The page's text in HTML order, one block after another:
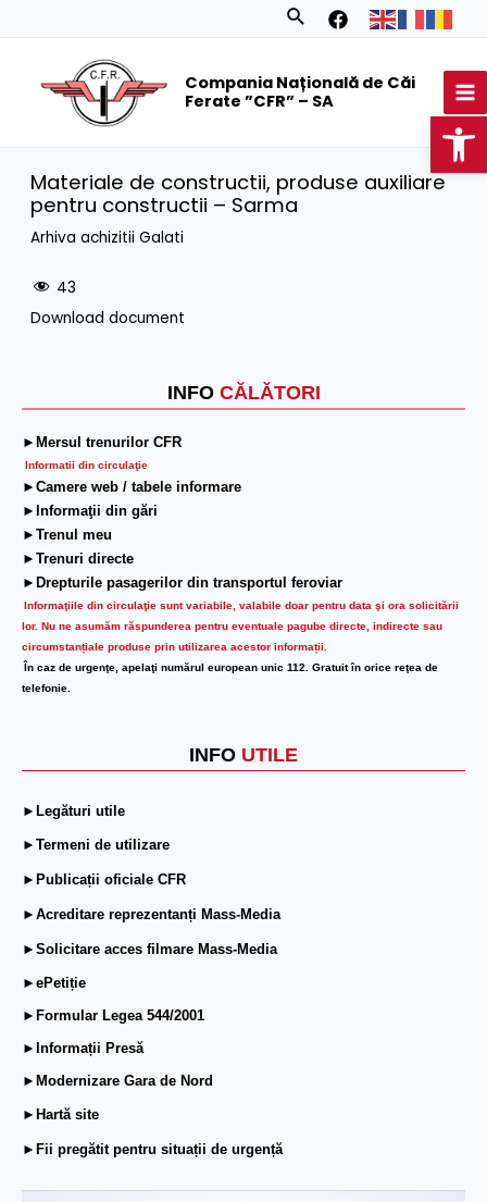
Search
Compania Națională de Căi
Ferate ”CFR” – SA
INFO CĂLĂTORI
►Mersul trenurilor CFR
Informatii din circulaţie
►Camere web / tabele informare
►Informaţii din gări
►Trenul meu
►Trenuri directe
►Drepturile pasagerilor din transportul feroviar
Informaţiile din circulaţie sunt variabile, valabile doar pentru data şi ora solicitării
lor. Nu ne asumăm răspunderea pentru eventuale pagube directe, indirecte sau
circumstanțiale produse prin utilizarea acestor informații.
În caz de urgenţe, apelaţi numărul european unic 112. Gratuit în orice reţea de
telefonie.
INFO UTILE
►Legături utile
►Termeni de utilizare
►Publicații oficiale CFR
►Acreditare reprezentanți Mass-Media
►Solicitare acces filmare Mass-Media
►ePetiție
►Formular Legea 544/2001
►Informații Presă
►Modernizare Gara de Nord
►Hartă site
►Fii pregătit pentru situații de urgență
Materiale de constructii, produse auxiliare
pentru constructii – Sarma
Arhiva achizitii Galati
43
Download document